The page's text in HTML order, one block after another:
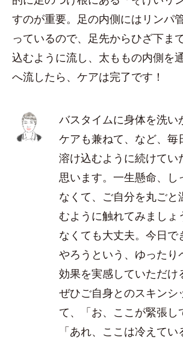
すのが重要。足の内側にはリンパ
っているので、足先からひざ下ま
込むように流し、太ももの内側を
へ流したら、ケアは完了です！
バスタイムに身体を洗い
ケアも兼ねて、など、毎
溶け込むように続けてい
思います。一生懸命、し
なくて、ご自分を丸ごと
むように触れてみましょ
なくても大丈夫。今日で
やろうという、ゆったり
効果を実感していただけ
ぜひご自身とのスキンシ
て、「お、ここが緊張し
「あれ、ここは冷えて